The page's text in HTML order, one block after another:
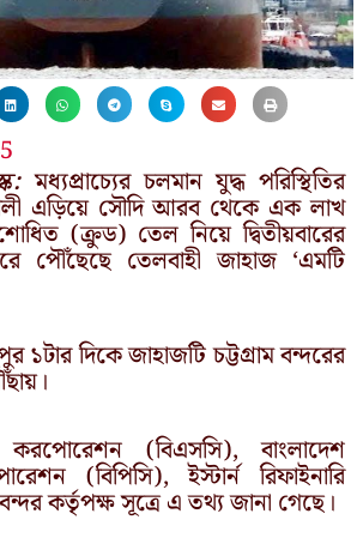
মধ্যপ্রাচ্যের চলমান যুদ্ধ পরিস্থিতির
এড়িয়ে সৌদি আরব থেকে এক লাখ
(ক্রুড) তেল নিয়ে দ্বিতীয়বারের
পৌঁছেছে তেলবাহী জাহাজ ‘এমটি
দিকে জাহাজটি চট্টগ্রাম বন্দরের
করপোরেশন (বিএসসি), বাংলাদেশ
(বিপিসি), ইস্টার্ন রিফাইনারি
কর্তৃপক্ষ সূত্রে এ তথ্য জানা গেছে।